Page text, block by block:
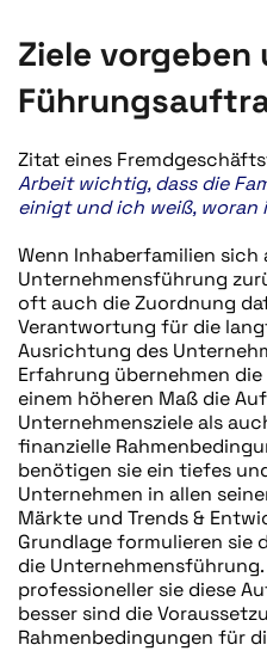
Ziele vorgeben
Zitat eines
Arbeit wichtig, dass die
einigt und ich weiß, woran
Wenn Inhaberfamilien sich
Unternehmensführung
oft auch die Zuordnung
Verantwortung für die
Ausrichtung des
Erfahrung übernehmen
einem höheren Maß die
Unternehmensziele als
finanzielle
benötigen sie ein tiefes
Unternehmen in allen
Märkte und Trends &
Grundlage formulieren sie
die
professioneller sie diese
besser sind die
Rahmenbedingungen für